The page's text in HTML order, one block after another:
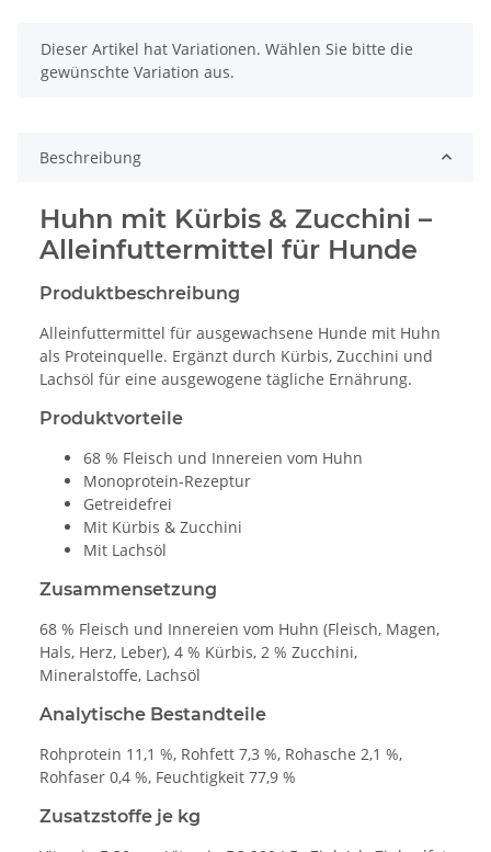
x
Dieser Artikel hat Variationen. Wählen Sie bitte die
gewünschte Variation aus.
Beschreibung
Huhn mit Kürbis & Zucchini –
Alleinfuttermittel für Hunde
Produktbeschreibung
Alleinfuttermittel für ausgewachsene Hunde mit Huhn
als Proteinquelle. Ergänzt durch Kürbis, Zucchini und
Lachsöl für eine ausgewogene tägliche Ernährung.
Produktvorteile
68 % Fleisch und Innereien vom Huhn
Monoprotein-Rezeptur
Getreidefrei
Mit Kürbis & Zucchini
Mit Lachsöl
Zusammensetzung
68 % Fleisch und Innereien vom Huhn (Fleisch, Magen,
Hals, Herz, Leber), 4 % Kürbis, 2 % Zucchini,
Mineralstoffe, Lachsöl
Analytische Bestandteile
Rohprotein 11,1 %, Rohfett 7,3 %, Rohasche 2,1 %,
Rohfaser 0,4 %, Feuchtigkeit 77,9 %
Zusatzstoffe je kg